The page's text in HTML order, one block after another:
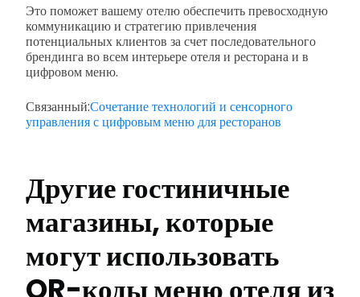
Это поможет вашему отелю обеспечить превосходную
коммуникацию и стратегию привлечения
потенциальных клиентов за счет последовательного
брендинга во всем интерьере отеля и ресторана и в
цифровом меню.
Связанный:Сочетание технологий и сенсорного
управления с цифровым меню для ресторанов
Другие гостиничные
магазины, которые
могут использовать